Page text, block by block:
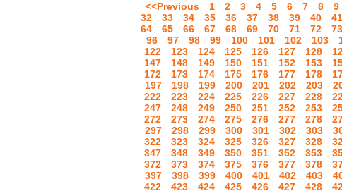
<<Previous 1 2 3 4 5 6 7 8 9
32
33 34 35 36 37 38 39 40 41
64
65 66 67 68 69 70 71 72 73
96
97 98 99 100 101 102 103
122
123 124 125 126 127 128
147
148 149 150 151 152 153
172
173 174 175 176 177 178
197
198 199 200 201 202 203
222
223 224 225 226 227 228
247
248 249 250 251 252 253
272
273 274 275 276 277 278
297
298 299 300 301 302 303
322
323 324 325 326 327 328
347
348 349 350 351 352 353
372
373 374 375 376 377 378
397
398 399 400 401 402 403
422
423 424 425 426 427 428